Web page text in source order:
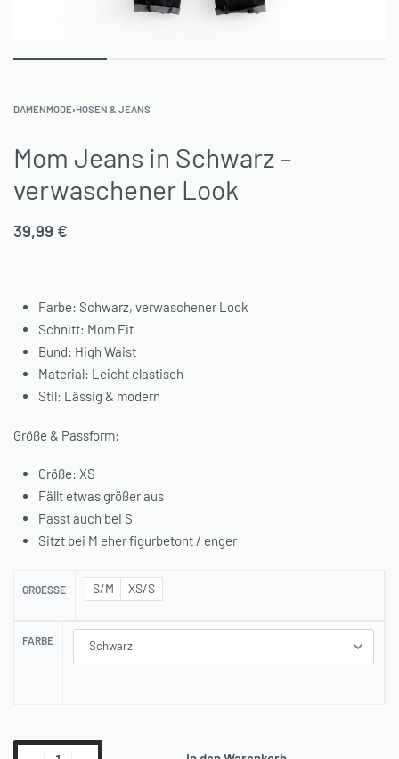
DAMENMODE›HOSEN & JEANS
Mom Jeans in Schwarz –
verwaschener Look
39,99 €
Farbe: Schwarz, verwaschener Look
Schnitt: Mom Fit
Bund: High Waist
Material: Leicht elastisch
Stil: Lässig & modern
Größe & Passform:
Größe: XS
Fällt etwas größer aus
Passt auch bei S
Sitzt bei M eher figurbetont / enger
GROESSE S/M XS/S
FARBE